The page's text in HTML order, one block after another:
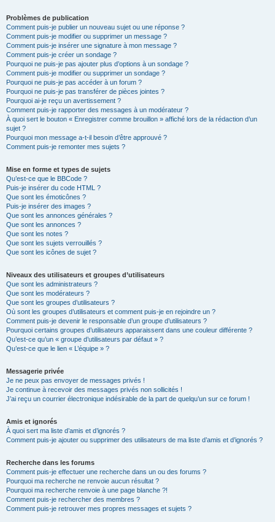
Problèmes de publication
Comment puis-je publier un nouveau sujet ou une réponse ?
Comment puis-je modifier ou supprimer un message ?
Comment puis-je insérer une signature à mon message ?
Comment puis-je créer un sondage ?
Pourquoi ne puis-je pas ajouter plus d’options à un sondage ?
Comment puis-je modifier ou supprimer un sondage ?
Pourquoi ne puis-je pas accéder à un forum ?
Pourquoi ne puis-je pas transférer de pièces jointes ?
Pourquoi ai-je reçu un avertissement ?
Comment puis-je rapporter des messages à un modérateur ?
À quoi sert le bouton « Enregistrer comme brouillon » affiché lors de la rédaction d’un
sujet ?
Pourquoi mon message a-t-il besoin d’être approuvé ?
Comment puis-je remonter mes sujets ?
Mise en forme et types de sujets
Qu’est-ce que le BBCode ?
Puis-je insérer du code HTML ?
Que sont les émoticônes ?
Puis-je insérer des images ?
Que sont les annonces générales ?
Que sont les annonces ?
Que sont les notes ?
Que sont les sujets verrouillés ?
Que sont les icônes de sujet ?
Niveaux des utilisateurs et groupes d’utilisateurs
Que sont les administrateurs ?
Que sont les modérateurs ?
Que sont les groupes d’utilisateurs ?
Où sont les groupes d’utilisateurs et comment puis-je en rejoindre un ?
Comment puis-je devenir le responsable d’un groupe d’utilisateurs ?
Pourquoi certains groupes d’utilisateurs apparaissent dans une couleur différente ?
Qu’est-ce qu’un « groupe d’utilisateurs par défaut » ?
Qu’est-ce que le lien « L’équipe » ?
Messagerie privée
Je ne peux pas envoyer de messages privés !
Je continue à recevoir des messages privés non sollicités !
J’ai reçu un courrier électronique indésirable de la part de quelqu’un sur ce forum !
Amis et ignorés
À quoi sert ma liste d’amis et d’ignorés ?
Comment puis-je ajouter ou supprimer des utilisateurs de ma liste d’amis et d’ignorés ?
Recherche dans les forums
Comment puis-je effectuer une recherche dans un ou des forums ?
Pourquoi ma recherche ne renvoie aucun résultat ?
Pourquoi ma recherche renvoie à une page blanche ?!
Comment puis-je rechercher des membres ?
Comment puis-je retrouver mes propres messages et sujets ?